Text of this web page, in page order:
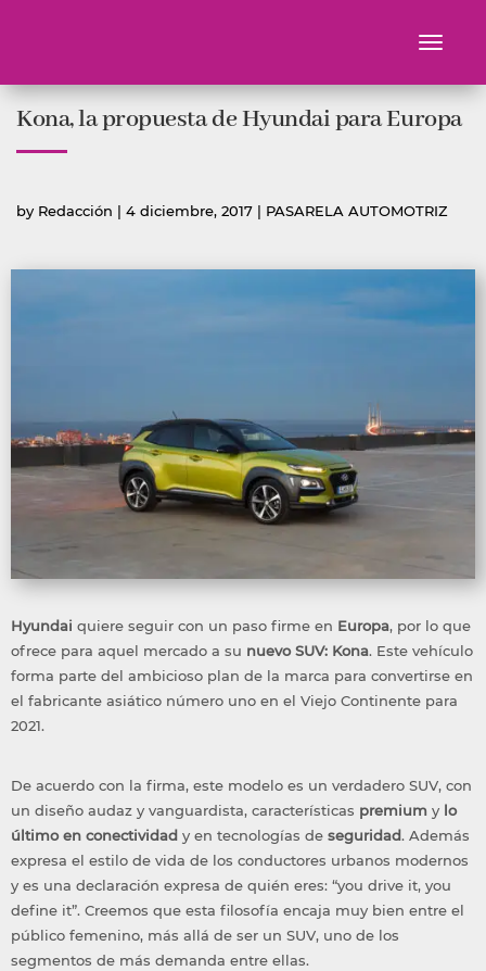
Toggle
Kona, la propuesta de Hyundai para Europa
by Publicado
Redacción | 4 diciembre, 2017 | Publicada
PASARELA AUTOMOTRIZ
Hyundai quiere seguir con un paso firme en Europa, por lo que
ofrece para aquel mercado a su nuevo SUV: Kona. Este vehículo
forma parte del ambicioso plan de la marca para convertirse en
el fabricante asiático número uno en el Viejo Continente para
2021.
De acuerdo con la firma, este modelo es un verdadero SUV, con
un diseño audaz y vanguardista, características premium y lo
último en conectividad y en tecnologías de seguridad. Además
expresa el estilo de vida de los conductores urbanos modernos
y es una declaración expresa de quién eres: “you drive it, you
define it”. Creemos que esta filosofía encaja muy bien entre el
público femenino, más allá de ser un SUV, uno de los
segmentos de más demanda entre ellas.